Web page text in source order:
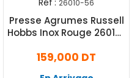
Réf : 26010-56
Presse Agrumes Russell
Hobbs Inox Rouge 26010-
159,000 DT